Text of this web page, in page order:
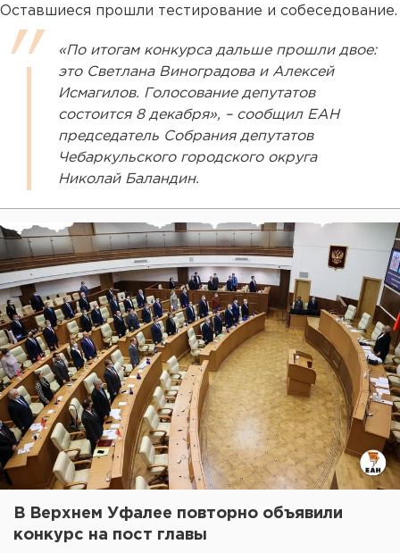
Оставшиеся прошли тестирование и собеседование.
«По итогам конкурса дальше прошли двое:
это Светлана Виноградова и Алексей
Исмагилов. Голосование депутатов
состоится 8 декабря», – сообщил ЕАН
председатель Собрания депутатов
Чебаркульского городского округа
Николай Баландин.
В Верхнем Уфалее повторно объявили
конкурс на пост главы